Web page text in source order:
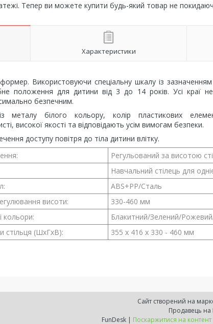
Тепер ви можете купити будь-який товар не
Характеристики
Використовуючи спеціальну шкалу із
положення для дитини від 3 до 14 років. Усі краї
безпечним.
металу білого кольору, колір пластикових
високої якості та відповідають усім вимогам безпеки.
доступу повітря до тіла дитини влітку.
Регульований за висотою
Навчальний стілець для
ABS+PP/Сталь
висоти:
330-460 мм
кольори:
Блакитний/Зелений/
стільця (ШхГхВ):
355 х 416 х 330 - 460 мм
Сайт створений на
Продавець на
FunDesk | Поскаржитися на контент